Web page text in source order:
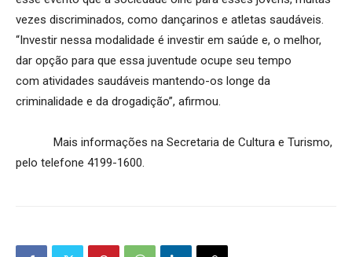
vezes discriminados, como dançarinos e atletas saudáveis.
“Investir nessa modalidade é investir em saúde e, o melhor,
dar opção para que essa juventude ocupe seu tempo
com atividades saudáveis mantendo-os longe da
criminalidade e da drogadição”, afirmou.
Mais informações na Secretaria de Cultura e Turismo,
pelo telefone 4199-1600.